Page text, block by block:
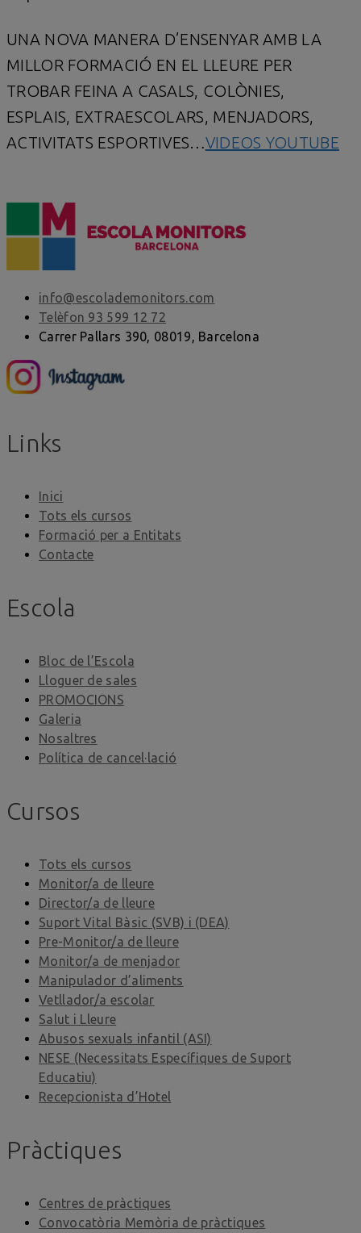
UNA NOVA MANERA D’ENSENYAR AMB LA
MILLOR FORMACIÓ EN EL LLEURE PER
TROBAR FEINA A CASALS, COLÒNIES,
ESPLAIS, EXTRAESCOLARS, MENJADORS,
ACTIVITATS ESPORTIVES…VIDEOS YOUTUBE
info@escolademonitors.com
Telèfon 93 599 12 72
Carrer Pallars 390, 08019, Barcelona
Links
Inici
Tots els cursos
Formació per a Entitats
Contacte
Escola
Bloc de l’Escola
Lloguer de sales
PROMOCIONS
Galeria
Nosaltres
Política de cancel·lació
Cursos
Tots els cursos
Monitor/a de lleure
Director/a de lleure
Suport Vital Bàsic (SVB) i (DEA)
Pre-Monitor/a de lleure
Monitor/a de menjador
Manipulador d’aliments
Vetllador/a escolar
Salut i Lleure
Abusos sexuals infantil (ASI)
NESE (Necessitats Específiques de Suport
Educatiu)
Recepcionista d’Hotel
Pràctiques
Centres de pràctiques
Convocatòria Memòria de pràctiques